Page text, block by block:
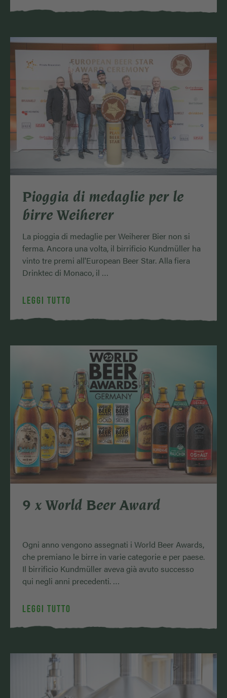
Pioggia di medaglie per le
birre Weiherer
La pioggia di medaglie per Weiherer Bier non si
ferma. Ancora una volta, il birrificio Kundmüller ha
vinto tre premi all'European Beer Star. Alla fiera
Drinktec di Monaco, il …
LEGGI TUTTO
9 x World Beer Award
Ogni anno vengono assegnati i World Beer Awards,
che premiano le birre in varie categorie e per paese.
Il birrificio Kundmüller aveva già avuto successo
qui negli anni precedenti. …
LEGGI TUTTO